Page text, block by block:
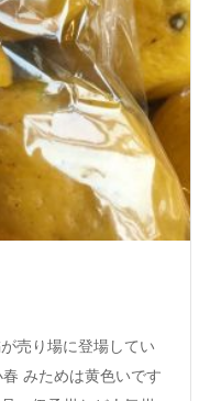
売り場に登場してい
みためは黄色いです